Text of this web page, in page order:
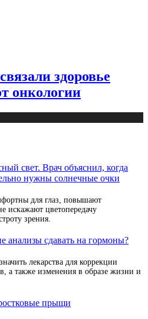
здоровье
онкологии
свет. Врач объяснил, когда
нужны солнечные очки
для глаз, повышают
искажают цветопередачу
зрения.
анализы сдавать на гормоны?
лекарства для коррекции
а также изменения в образе жизни и
прыщи